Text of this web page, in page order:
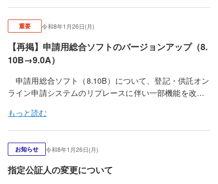
や外部のホームページにおけるリンク等から遷移する際
② 本システムの操作体験や操作解説動画として提
供している下記コンテンツについて、公開終了となりま
す。
・体験版申請用総合ソフト
・体験コーナー（かんたん証明書請求、供託か
んたん申請）
たん登記・供託申請が利用可能となります。かんたん登
記申請のリニューアルについては、こちらを御覧くださ
い。
なお、一時保存データに旧バージョンの手続データが
保存されている場合であっても、引き続き「一時保存か
令和８年２月２日（月）午前８時３０分以降に、かん
たん登記・供託申請を利用する場合に、御利用の端末に
おけるブラウザの設定によっては、キャッシュ情報が残
ることで画面レイアウトが崩れる事象が発生する可能性
がありますが、ブラウザのキャッシュ情報を削除するこ
とで解消します。 解消方法については、こちらを御覧く
ださい。
年２月２日（月）午前８時３０分以降は、かんたん登
記・供託申請を御利用ください。
かんたん証明書請求等から送信した申請データは、か
んたん登記・供託申請に自動的に引き継がれ、かんたん
登記・供託申請の「処理状況の確認」画面で確認可能で
す。なお、処理状況が最終ステータス（「手続終了」又
は「中止／却下」）に遷移した後、９２日経過した申請
データは表示されませんので御留意ください。
重要 令和8年1月26日(月)
【再掲】申請用総合ソフトのバージョンアップ（8.
10B→9.0A）
申請用総合ソフト（8.10B）について、登記・供託オン
ライン申請システムのリプレースに伴い一部機能を改修
令和８年２月１日（日）正午以降に、申請用総合ソフ
トを起動すると、最新バージョンの申請用総合ソフト
（9.0A）に更新することができます。
ジョンアップの方法については、こちらを御覧くださ
い。
なお、申請用総合ソフトが最新のバージョンでない場
もっと読む
お知らせ 令和8年1月26日(月)
指定公証人の変更について